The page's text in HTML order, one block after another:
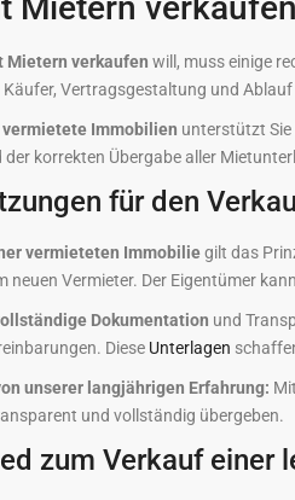
Mietern verkaufen will, muss einige
Vertragsgestaltung und
Immobilien unterstützt Sie
der korrekten Übergabe aller
für den
vermieteten Immobiliegilt das
neuen Vermieter. Der Eigentümer
Dokumentation und
Diese Unterlagen
unserer langjährigen Erfahrung:
und vollständig übergeben.
zum Verkauf einer